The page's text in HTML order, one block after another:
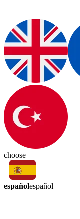
choose
españolespañol